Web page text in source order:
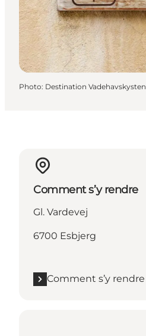
Photo: Destination Vadehavskysten
Comment s’y rendre
Gl. Vardevej
6700 Esbjerg
Comment s’y rendre